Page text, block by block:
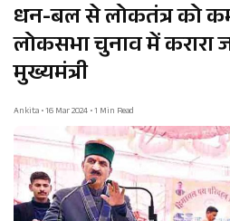
धन-बल से लोकतंत्र को
लोकसभा चुनाव में करारा
मुख्यमंत्री
Ankita • 16 Mar 2024 • 1 Min Read